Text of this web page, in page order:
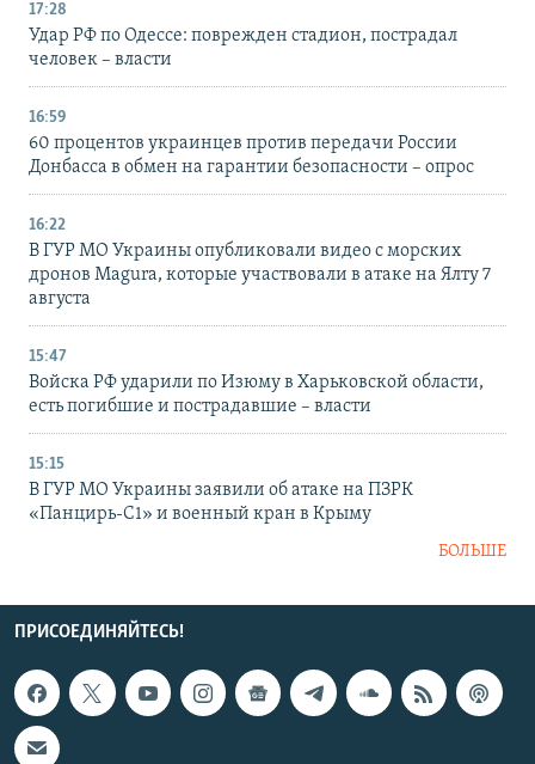
17:28
Удар РФ по Одессе: поврежден стадион, пострадал
человек – власти
16:59
60 процентов украинцев против передачи России
Донбасса в обмен на гарантии безопасности – опрос
16:22
В ГУР МО Украины опубликовали видео с морских
дронов Magura, которые участвовали в атаке на Ялту 7
августа
15:47
Войска РФ ударили по Изюму в Харьковской области,
есть погибшие и пострадавшие – власти
15:15
В ГУР МО Украины заявили об атаке на ПЗРК
«Панцирь-С1» и военный кран в Крыму
БОЛЬШЕ
ПРИСОЕДИНЯЙТЕСЬ!